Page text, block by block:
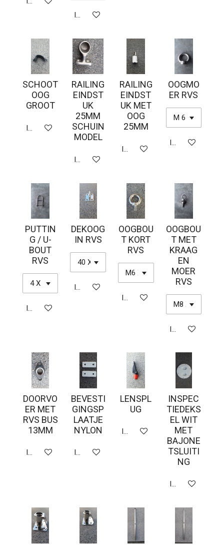
In winkelwagen
SCHOOT
OOG
GROOT
In winkelwagen
RAILING
EINDST
UK
25MM
SCHUIN
MODEL
In winkelwagen
RAILING
EINDST
UK MET
OOG
25MM
In winkelwagen
OOGMO
ER RVS
In winkelwagen
PUTTIN
G / U-
BOUT
RVS
In winkelwagen
DEKOOG
IN RVS
In winkelwagen
OOGBOU
T KORT
RVS
In winkelwagen
OOGBOU
T MET
KRAAG
EN
MOER
RVS
In winkelwagen
DOORVO
ER MET
RVS BUS
13MM
In winkelwagen
BEVESTI
GINGSP
LAATJE
NYLON
In winkelwagen
LENSPL
UG
In winkelwagen
INSPEC
TIEDEKS
EL WIT
MET
BAJONE
TSLUITI
NG
In winkelwagen